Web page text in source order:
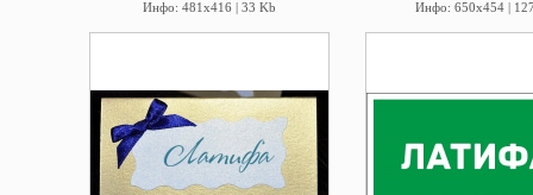
Инфо: 481х416 | 33 Kb Инфо: 650х454 |